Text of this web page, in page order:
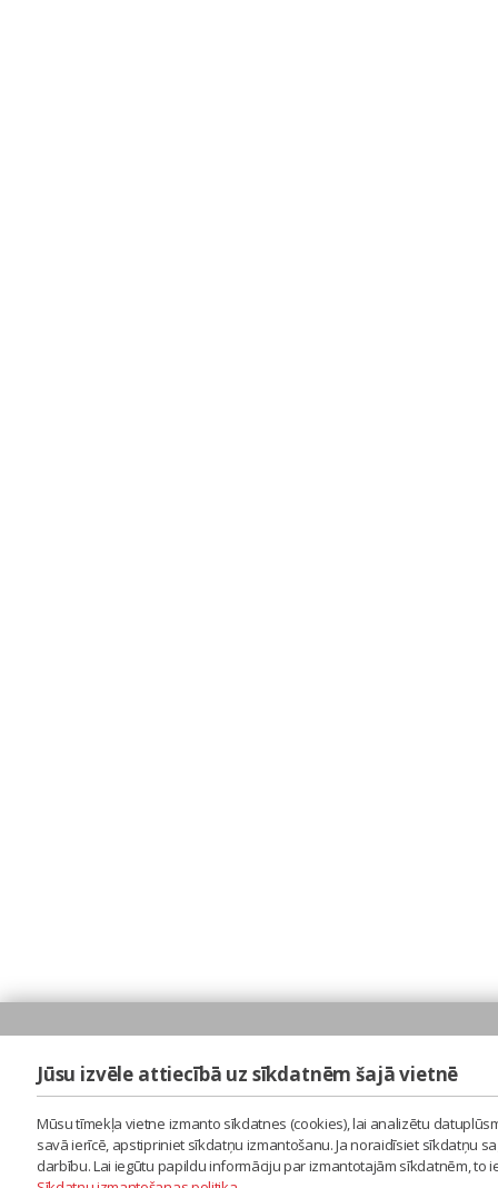
Jūsu izvēle attiecībā uz sīkdatnēm šajā vietnē
Mūsu tīmekļa vietne izmanto sīkdatnes (cookies), lai analizētu
savā ierīcē, apstipriniet sīkdatņu izmantošanu. Ja noraidīsiet sīkdatņu
darbību. Lai iegūtu papildu informāciju par izmantotajām sīkdatnēm,